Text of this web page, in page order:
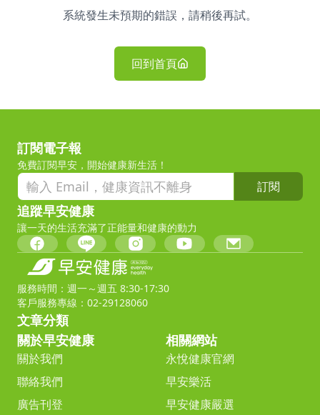
系統發生未預期的錯誤，請稍後再試。
回到首頁
訂閱電子報
免費訂閱早安，開始健康新生活！
訂閱
追蹤早安健康
讓一天的生活充滿了正能量和健康的動力
服務時間：週一～週五 8:30-17:30
客戶服務專線：02-29128060
文章分類
關於早安健康
關於我們
聯絡我們
廣告刊登
相關網站
永悅健康官網
早安樂活
早安健康嚴選